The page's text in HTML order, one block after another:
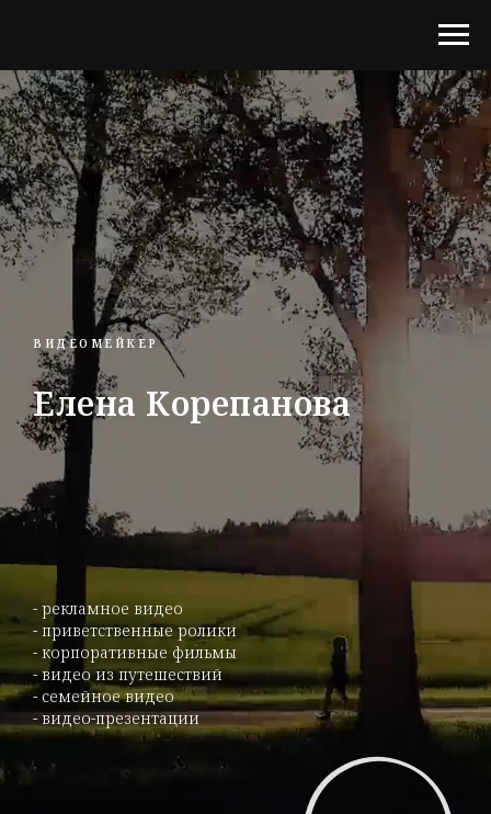
ВИДЕОМЕЙКЕР
Елена Корепанова
- рекламное видео
- приветственные ролики
- корпоративные фильмы
- видео из путешествий
- семейное видео
- видео-презентации